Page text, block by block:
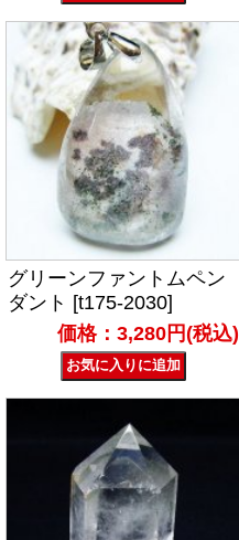
グリーンファントムペン
ダント [t175-2030]
価格：3,280円(税込)